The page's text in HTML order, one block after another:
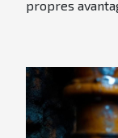
propres